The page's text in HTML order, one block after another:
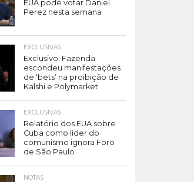
EUA pode votar Daniel
Perez nesta semana
EXCLUSIVAS
Exclusivo: Fazenda
escondeu manifestações
de ‘bets’ na proibição de
Kalshi e Polymarket
EXCLUSIVAS
Relatório dos EUA sobre
Cuba como líder do
comunismo ignora Foro
de São Paulo
NOTAS